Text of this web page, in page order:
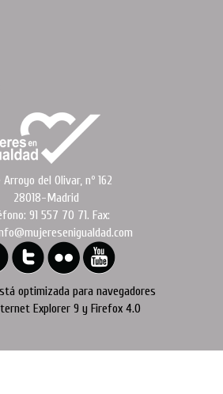
Arroyo del Olivar, nº 162
28018-Madrid
91 557 70 71. Fax:
optimizada para navegadores
Explorer 9 y Firefox 4.0